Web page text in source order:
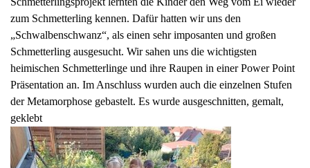
zum Schmetterling kennen. Dafür hatten wir uns den
„Schwalbenschwanz“, als einen sehr imposanten und großen
Schmetterling ausgesucht. Wir sahen uns die wichtigsten
heimischen Schmetterlinge und ihre Raupen in einer Power Point
Präsentation an. Im Anschluss wurden auch die einzelnen Stufen
der Metamorphose gebastelt. Es wurde ausgeschnitten, gemalt,
geklebt